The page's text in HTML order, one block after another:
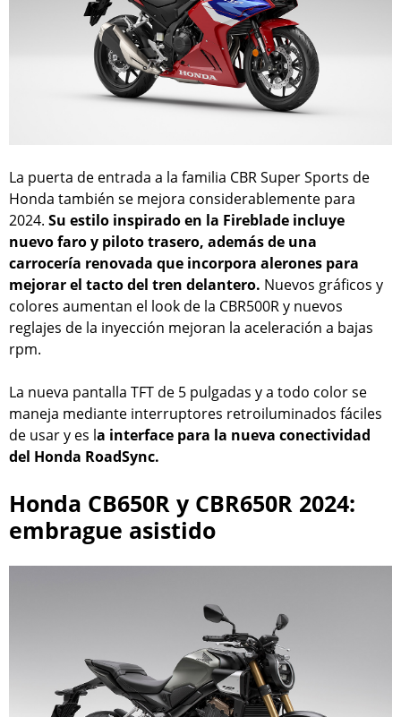
La puerta de entrada a la familia CBR Super Sports de
Honda también se mejora considerablemente para
2024. Su estilo inspirado en la Fireblade incluye
nuevo faro y piloto trasero, además de una
carrocería renovada que incorpora alerones para
mejorar el tacto del tren delantero. Nuevos gráficos y
colores aumentan el look de la CBR500R y nuevos
reglajes de la inyección mejoran la aceleración a bajas
rpm.
La nueva pantalla TFT de 5 pulgadas y a todo color se
maneja mediante interruptores retroiluminados fáciles
de usar y es la interface para la nueva conectividad
del Honda RoadSync.
Honda CB650R y CBR650R 2024:
embrague asistido